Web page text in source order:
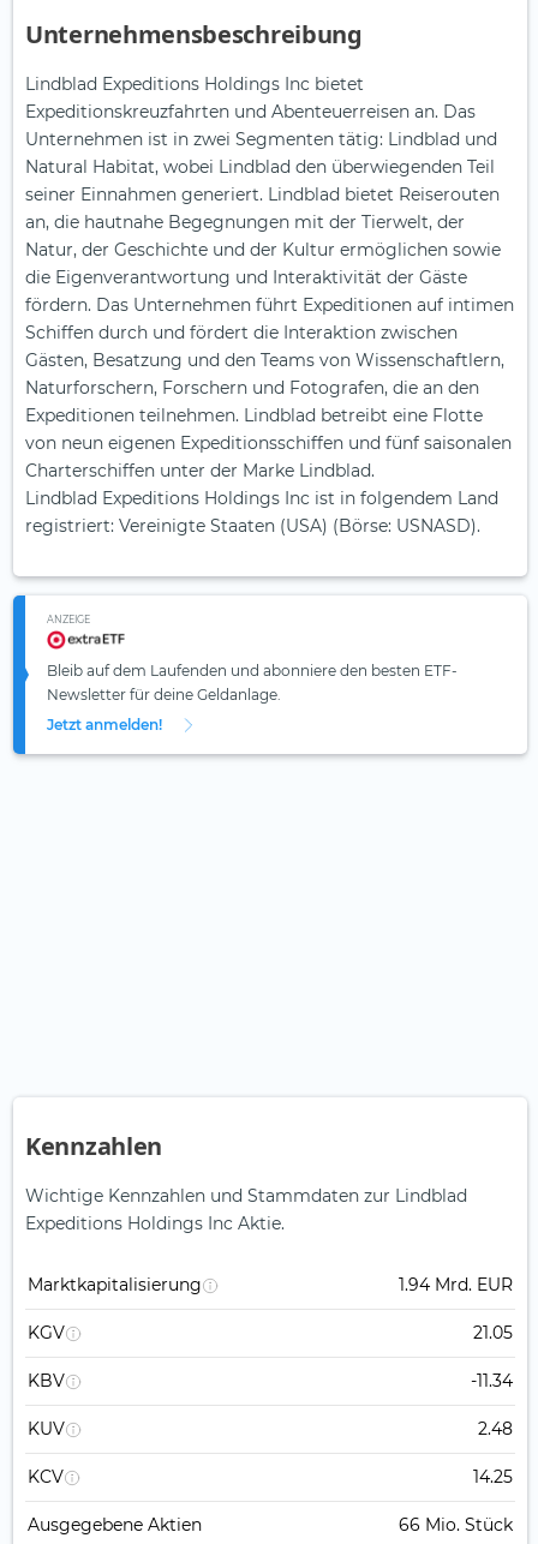
Unternehmensbeschreibung
Lindblad Expeditions Holdings Inc bietet
Expeditionskreuzfahrten und Abenteuerreisen an. Das
Unternehmen ist in zwei Segmenten tätig: Lindblad und
Natural Habitat, wobei Lindblad den überwiegenden Teil
seiner Einnahmen generiert. Lindblad bietet Reiserouten
an, die hautnahe Begegnungen mit der Tierwelt, der
Natur, der Geschichte und der Kultur ermöglichen sowie
die Eigenverantwortung und Interaktivität der Gäste
fördern. Das Unternehmen führt Expeditionen auf intimen
Schiffen durch und fördert die Interaktion zwischen
Gästen, Besatzung und den Teams von Wissenschaftlern,
Naturforschern, Forschern und Fotografen, die an den
Expeditionen teilnehmen. Lindblad betreibt eine Flotte
von neun eigenen Expeditionsschiffen und fünf saisonalen
Charterschiffen unter der Marke Lindblad.
Lindblad Expeditions Holdings Inc ist in folgendem Land
registriert: Vereinigte Staaten (USA) (Börse: USNASD).
ANZEIGE
Bleib auf dem Laufenden und abonniere den besten ETF-
Newsletter für deine Geldanlage.
Jetzt anmelden!
Kennzahlen
Wichtige Kennzahlen und Stammdaten zur Lindblad
Expeditions Holdings Inc Aktie.
Marktkapitalisierung 1.94 Mrd. EUR
KGV 21.05
KBV -11.34
KUV 2.48
KCV 14.25
Ausgegebene Aktien 66 Mio. Stück